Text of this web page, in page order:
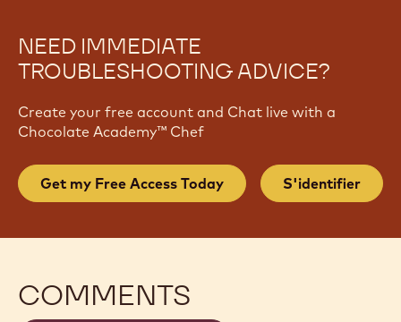
NEED IMMEDIATE
TROUBLESHOOTING ADVICE?
Create your free account and Chat live with a
Chocolate Academy™ Chef
Get my Free Access Today S'identifier
COMMENTS